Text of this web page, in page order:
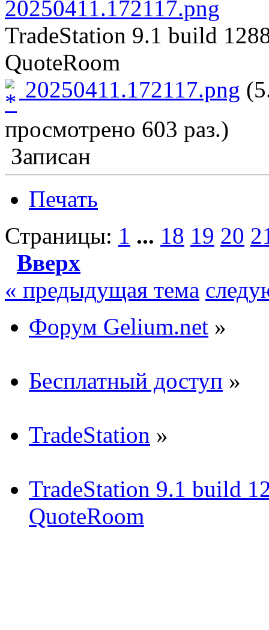
TradeStation 9.1 build
QuoteRoom
20250411.172117.png
просмотрено 603 раз.)
Записан
Печать
Страницы: 1 ... 18 19 20
Вверх
« предыдущая тема
Форум Gelium.net »
Бесплатный доступ »
TradeStation »
TradeStation 9.1 build
QuoteRoom